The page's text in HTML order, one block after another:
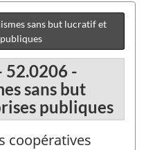
sans but lucratif et
52.0206 -
sans but
publiques
coopératives